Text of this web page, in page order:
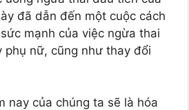
đã dẫn đến một cuộc cách
mạnh của việc ngừa thai
phụ nữ, cũng như thay đổi
nay của chúng ta sẽ là hóa